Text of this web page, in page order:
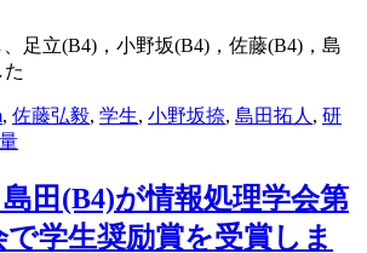
足立(B4)，小野坂(B4)，佐藤(B4)，島
, 佐藤弘毅, 学生, 小野坂捺, 島田拓人 , 研
田(B4)が情報処理学会第
で学生奨励賞を受賞しま